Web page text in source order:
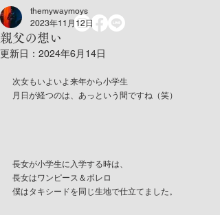
親父の想い
themywaymoys
2023年11月12日
更新日： 2024年6月14日
次女もいよいよ来年から小学生
月日が経つのは、あっという間ですね（笑）
長女が小学生に入学する時は、
長女はワンピース＆ボレロ
僕はタキシードを同じ生地で仕立てました。